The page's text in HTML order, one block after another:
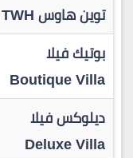
توين هاوس TWH
بوتيك فيلا
Boutique Villa
ديلوكس فيلا
Deluxe Villa